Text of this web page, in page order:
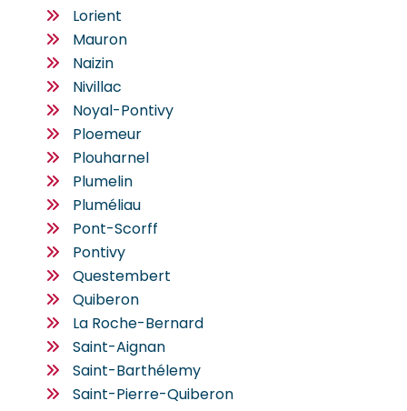
Lorient
Mauron
Naizin
Nivillac
Noyal-Pontivy
Ploemeur
Plouharnel
Plumelin
Pluméliau
Pont-Scorff
Pontivy
Questembert
Quiberon
La Roche-Bernard
Saint-Aignan
Saint-Barthélemy
Saint-Pierre-Quiberon